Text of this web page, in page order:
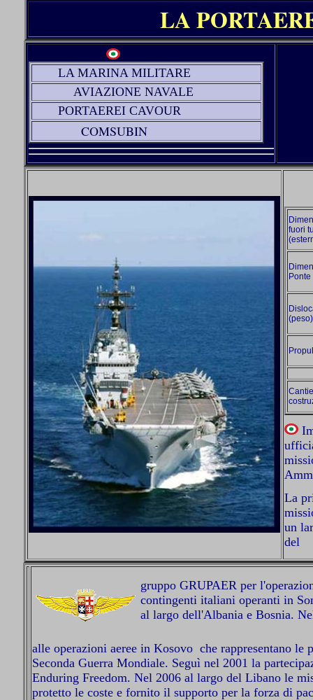
LA PORTAEREI
LA MARINA MILITARE
AVIAZIONE NAVALE
PORTAEREI CAVOUR
COMSUBIN
fuori
(peso)
La
un
del
gruppo GRUPAER per
contingenti italiani operanti in
al largo dell'Albania e Bosnia.
alle operazioni aeree in Kosovo che rappresentano
Seconda Guerra Mondiale. Seguì nel 2001 la
Enduring Freedom. Nel 2006 al largo del Libano le
protetto le coste e fornito il supporto per la forza di